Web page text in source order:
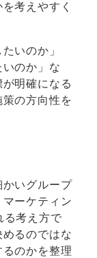
考えやすく
いのか」
いのか」な
明確になる
の方向性を
いグループ
ーケティン
る考え方で
るのではな
のかを整理